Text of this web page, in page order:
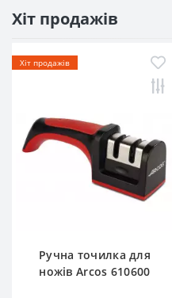
Хіт продажів
Хіт продажів
Ручна точилка для
ножів Arcos 610600